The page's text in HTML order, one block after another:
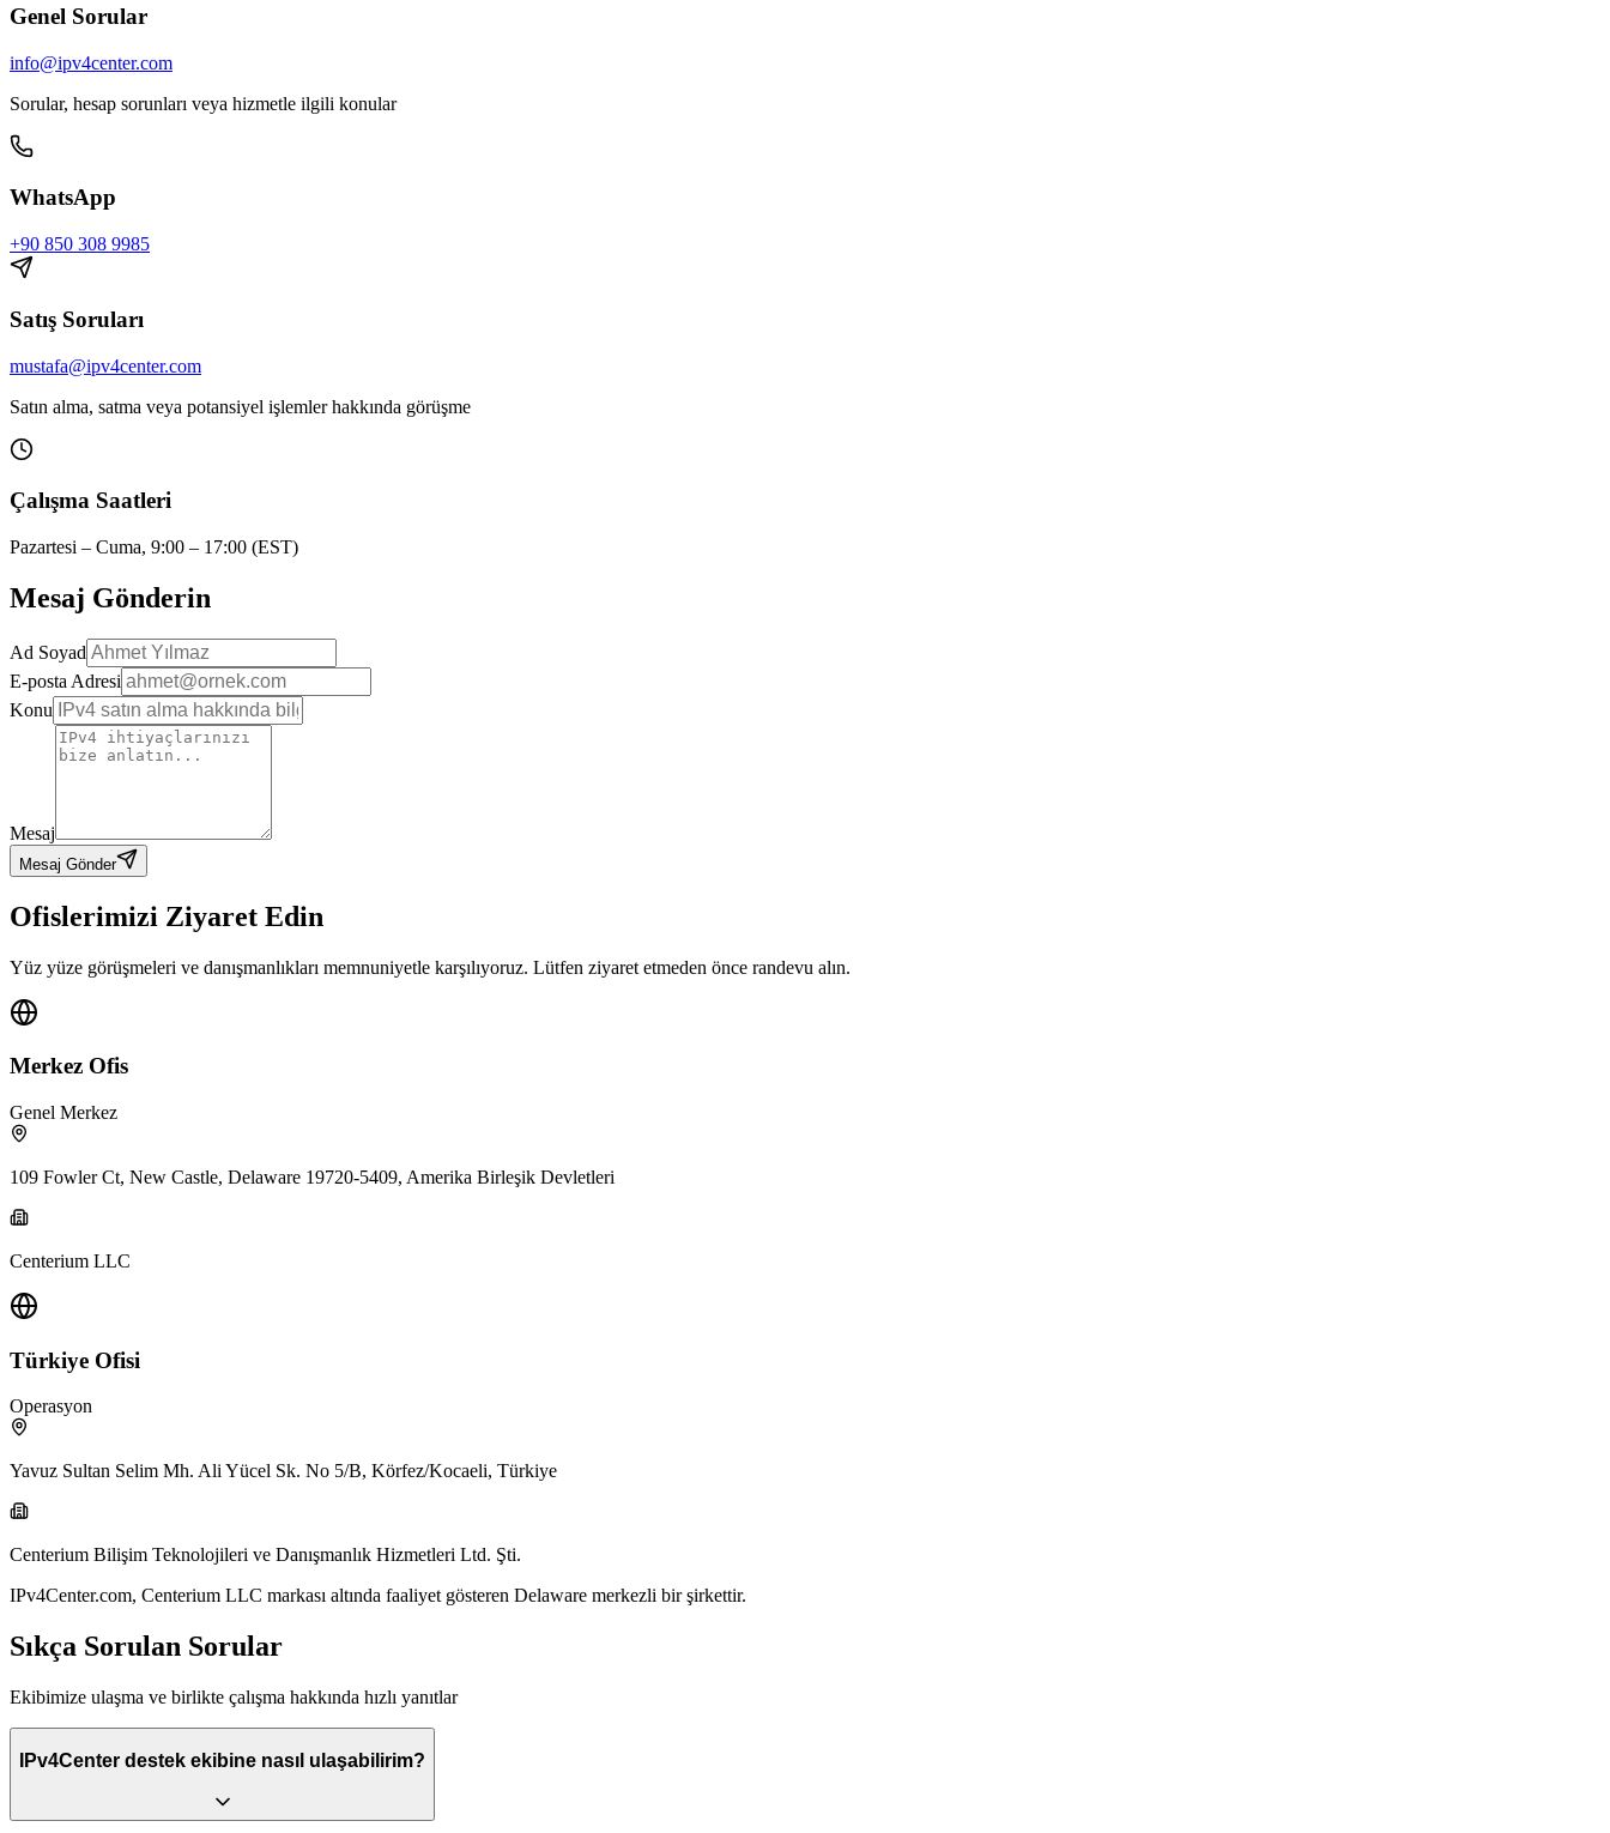
Genel Sorular
info@ipv4center.com
Sorular, hesap sorunları veya hizmetle ilgili konular
WhatsApp
+90 850 308 9985
Satış Soruları
mustafa@ipv4center.com
Satın alma, satma veya potansiyel işlemler hakkında görüşme
Çalışma Saatleri
Pazartesi – Cuma, 9:00 – 17:00 (EST)
Mesaj Gönderin
Ad Soyad
E-posta Adresi
Konu
Mesaj
Mesaj Gönder
Ofislerimizi Ziyaret Edin
Yüz yüze görüşmeleri ve danışmanlıkları memnuniyetle karşılıyoruz. Lütfen ziyaret etmeden önce randevu alın.
Merkez Ofis
Genel Merkez
109 Fowler Ct, New Castle, Delaware 19720-5409, Amerika Birleşik Devletleri
Centerium LLC
Türkiye Ofisi
Operasyon
Yavuz Sultan Selim Mh. Ali Yücel Sk. No 5/B, Körfez/Kocaeli, Türkiye
Centerium Bilişim Teknolojileri ve Danışmanlık Hizmetleri Ltd. Şti.
IPv4Center.com, Centerium LLC markası altında faaliyet gösteren Delaware merkezli bir şirkettir.
Sıkça Sorulan Sorular
Ekibimize ulaşma ve birlikte çalışma hakkında hızlı yanıtlar
IPv4Center destek ekibine nasıl ulaşabilirim?